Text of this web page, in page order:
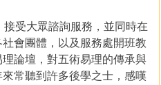
受大眾諮詢服務，並同時在
會團體，以及服務處開班教
論壇，對五術易理的傳承與
常聽到許多後學之士，感嘆